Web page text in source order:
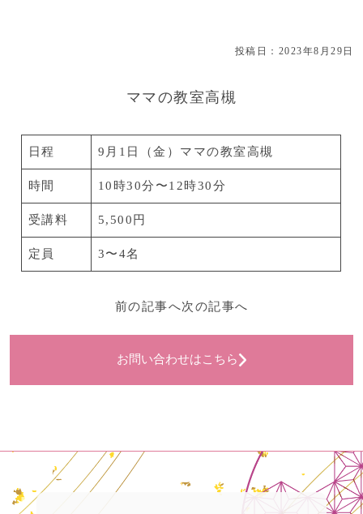
投稿日：2023年8月29日
ママの教室高槻
日程 9月1日（金）ママの教室高槻
時間 10時30分〜12時30分
受講料 5,500円
定員 3〜4名
前の記事へ次の記事へ
お問い合わせはこちら